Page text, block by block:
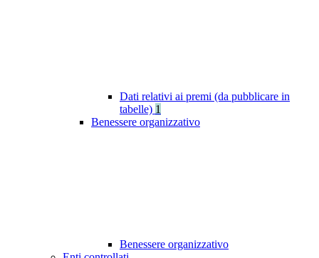
Dati relativi ai premi (da pubblicare in
tabelle) 1
Benessere organizzativo
Benessere organizzativo